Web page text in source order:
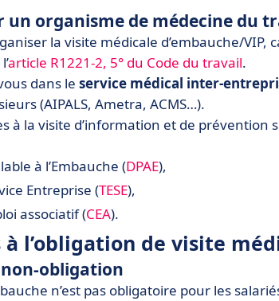
organisme de médecine du
la visite médicale d’embauche/
article R1221-2, 5° du Code du travail.
dans le service médical inter-
(AIPALS, Ametra, ACMS…).
à la visite d’information et de
à l’Embauche (DPAE),
Entreprise (TESE),
associatif (CEA).
à l’obligation de visite
obligation
n’est pas obligatoire pour les